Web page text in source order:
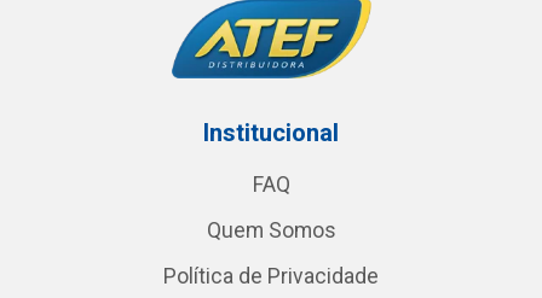
Institucional
FAQ
Quem Somos
Política de Privacidade